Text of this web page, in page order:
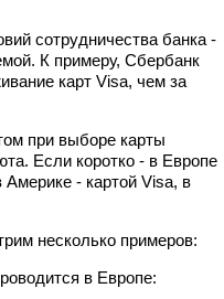
сотрудничества банка -
К примеру, Сбербанк
карт Visa, чем за
при выборе карты
Если коротко - в Европе
- картой Visa, в
несколько примеров:
в Европе: